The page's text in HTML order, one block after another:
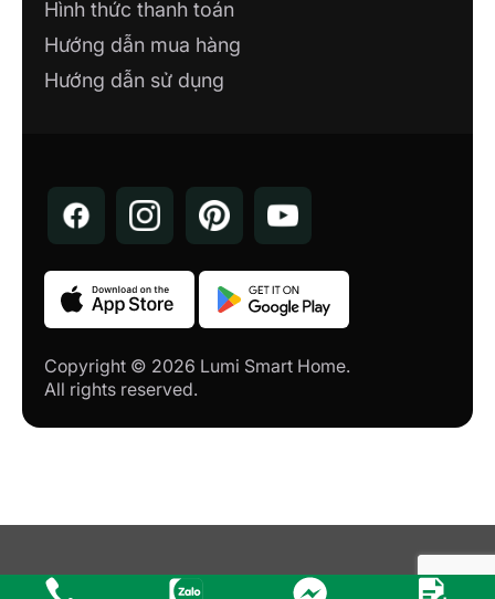
Hình thức thanh toán
Hướng dẫn mua hàng
Hướng dẫn sử dụng
Copyright © 2026 Lumi Smart Home.
All rights reserved.